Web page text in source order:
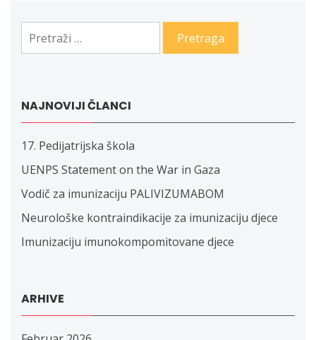
Pretraga:
NAJNOVIJI ČLANCI
17. Pedijatrijska škola
UENPS Statement on the War in Gaza
Vodič za imunizaciju PALIVIZUMABOM
Neurološke kontraindikacije za imunizaciju djece
Imunizaciju imunokompomitovane djece
ARHIVE